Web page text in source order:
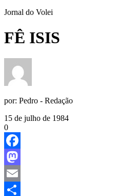
Jornal do Volei
FÊ ISIS
por: Pedro - Redação
15 de julho de 1984
0
Facebook
Mastodon
Email